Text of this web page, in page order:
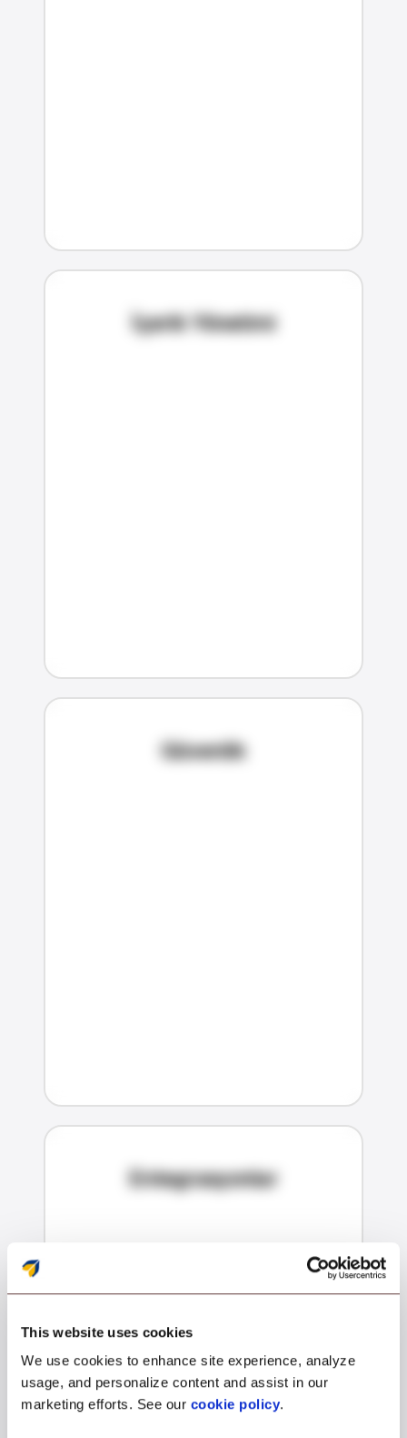
This website uses cookies
We use cookies to enhance site experience, analyze
usage, and personalize content and assist in our
marketing efforts. See our cookie policy.
İçerik Yönetimi
Güvenlik
Entegrasyonlar